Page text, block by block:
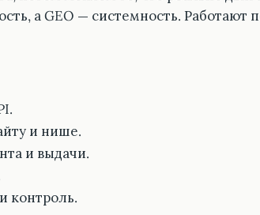
а GEO — системность. Работают
и нише.
и выдачи.
контроль.